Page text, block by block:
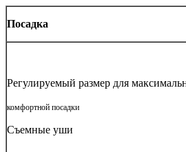
Посадка
Регулируемый размер для
комфортной посадки
Съемные уши